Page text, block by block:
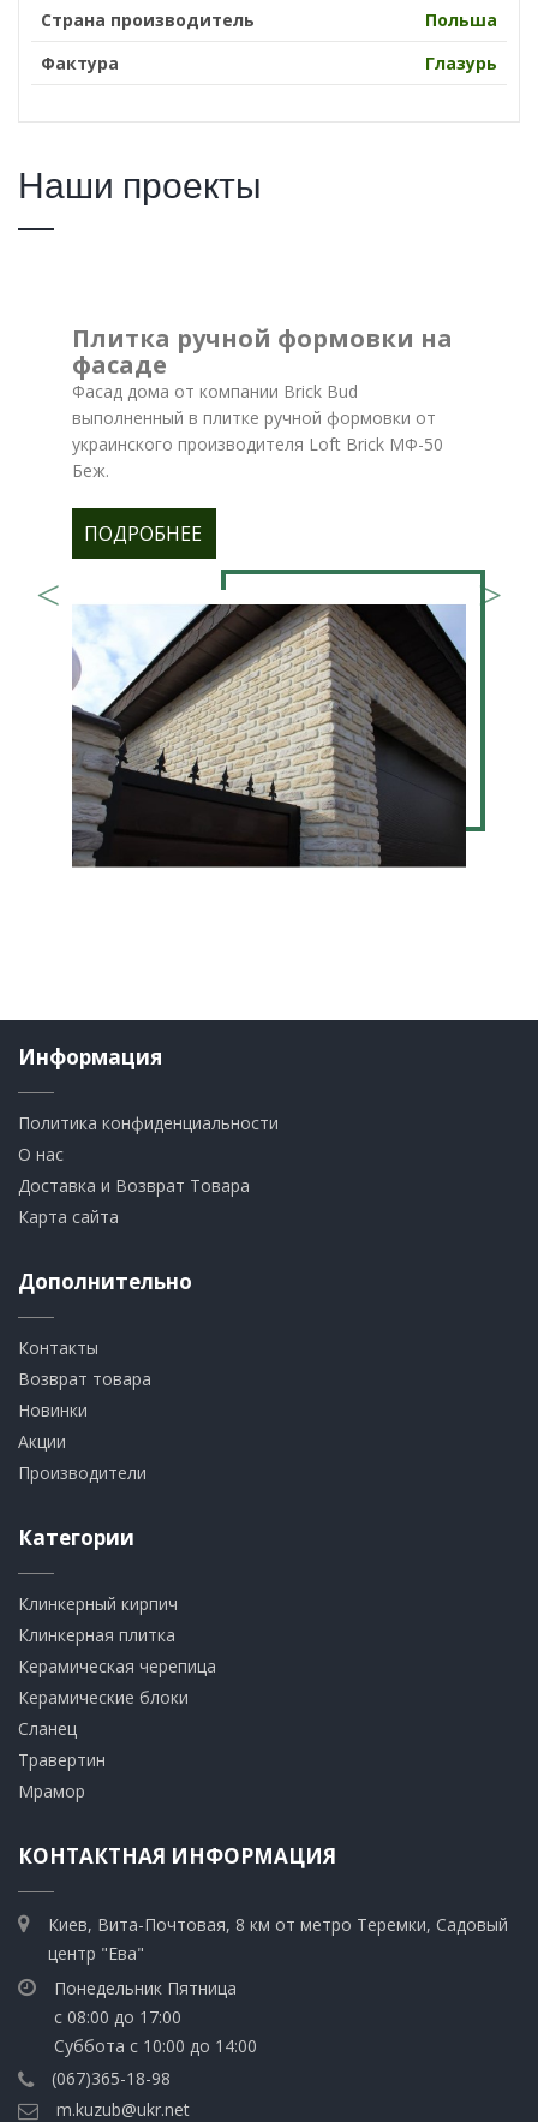
Страна производитель
Польша
Фактура
Глазурь
Наши проекты
Плитка ручной формовки на
фасаде
Фасад дома от компании Brick Bud
выполненный в плитке ручной формовки от
украинского производителя Loft Brick МФ-50
Беж.
ПОДРОБНЕЕ
Информация
Политика конфиденциальности
О нас
Доставка и Возврат Товара
Карта сайта
Дополнительно
Контакты
Возврат товара
Новинки
Акции
Производители
Категории
Клинкерный кирпич​
​Клинкерная плитка
​Керамическая черепица
​Керамические блоки
​Сланец
Травертин​
​Мрамор
КОНТАКТНАЯ ИНФОРМАЦИЯ
Киев, Вита-Почтовая, 8 км от метро Теремки, Садовый
центр "Ева"
Понедельник Пятница
с 08:00 до 17:00
Суббота с 10:00 до 14:00
(067)365-18-98
m.kuzub@ukr.net